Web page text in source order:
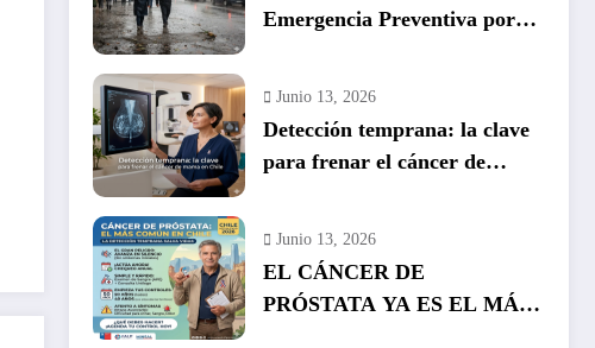
Emergencia Preventiva por
Junio 13, 2026
Detección temprana: la clave
para frenar el cáncer de
Junio 13, 2026
EL CÁNCER DE
PRÓSTATA YA ES EL MÁS